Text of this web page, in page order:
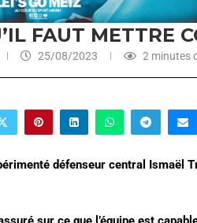
FAUT METTRE
25/08/2023 2 minutes
défenseur central Ismaël